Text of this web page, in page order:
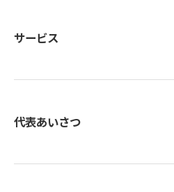
サービス
代表あいさつ